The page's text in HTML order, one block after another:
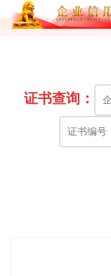
证书查询：